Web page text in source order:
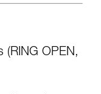
(RING OPEN,